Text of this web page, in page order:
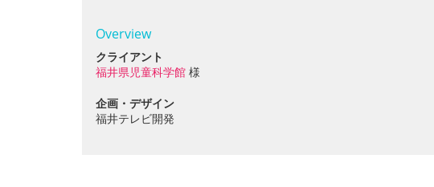
Overview
クライアント
福井県児童科学館様
企画・デザイン
福井テレビ開発